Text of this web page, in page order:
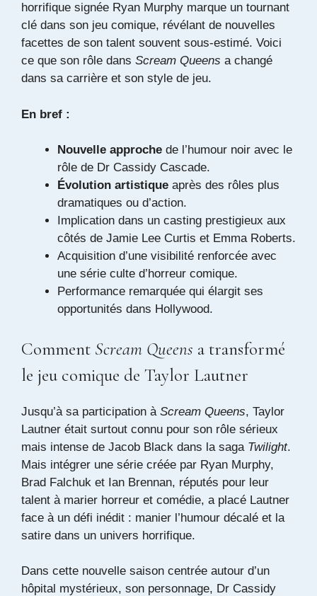
horrifique signée Ryan Murphy marque un tournant
clé dans son jeu comique, révélant de nouvelles
facettes de son talent souvent sous-estimé. Voici
ce que son rôle dans Scream Queens a changé
dans sa carrière et son style de jeu.
En bref :
Nouvelle approche de l’humour noir avec le
rôle de Dr Cassidy Cascade.
Évolution artistique après des rôles plus
dramatiques ou d’action.
Implication dans un casting prestigieux aux
côtés de Jamie Lee Curtis et Emma Roberts.
Acquisition d’une visibilité renforcée avec
une série culte d’horreur comique.
Performance remarquée qui élargit ses
opportunités dans Hollywood.
Comment Scream Queens a transformé
le jeu comique de Taylor Lautner
Jusqu’à sa participation à Scream Queens, Taylor
Lautner était surtout connu pour son rôle sérieux
mais intense de Jacob Black dans la saga Twilight.
Mais intégrer une série créée par Ryan Murphy,
Brad Falchuk et Ian Brennan, réputés pour leur
talent à marier horreur et comédie, a placé Lautner
face à un défi inédit : manier l’humour décalé et la
satire dans un univers horrifique.
Dans cette nouvelle saison centrée autour d’un
hôpital mystérieux, son personnage, Dr Cassidy